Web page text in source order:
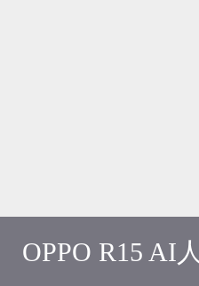
OPPO R15 AI